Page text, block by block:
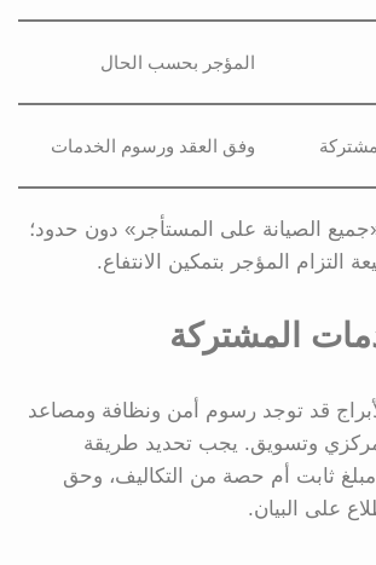
المؤجر بحسب الحال
وفق العقد ورسوم الخدمات
الصيانة على المستأجر» دون حدود؛
التزام المؤجر بتمكين الانتفاع.
المشتركة
قد توجد رسوم أمن ونظافة ومصاعد
وتسويق. يجب تحديد طريقة
ثابت أم حصة من التكاليف، وحق
على البيان.